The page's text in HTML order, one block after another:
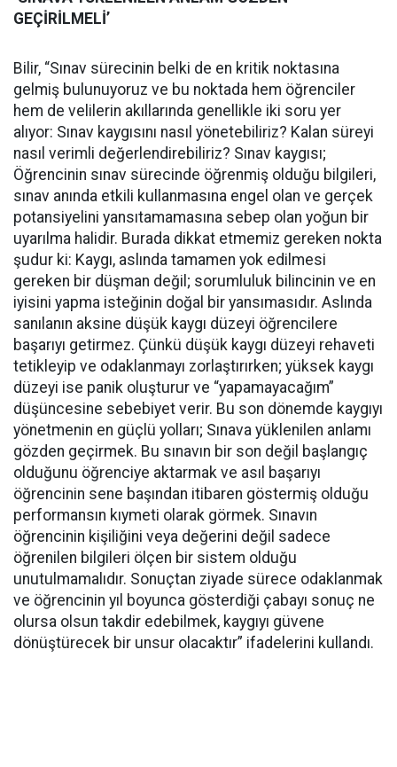
GEÇİRİLMELİ’
Bilir, “Sınav sürecinin belki de en kritik noktasına
gelmiş bulunuyoruz ve bu noktada hem öğrenciler
hem de velilerin akıllarında genellikle iki soru yer
alıyor: Sınav kaygısını nasıl yönetebiliriz? Kalan süreyi
nasıl verimli değerlendirebiliriz? Sınav kaygısı;
Öğrencinin sınav sürecinde öğrenmiş olduğu bilgileri,
sınav anında etkili kullanmasına engel olan ve gerçek
potansiyelini yansıtamamasına sebep olan yoğun bir
uyarılma halidir. Burada dikkat etmemiz gereken nokta
şudur ki: Kaygı, aslında tamamen yok edilmesi
gereken bir düşman değil; sorumluluk bilincinin ve en
iyisini yapma isteğinin doğal bir yansımasıdır. Aslında
sanılanın aksine düşük kaygı düzeyi öğrencilere
başarıyı getirmez. Çünkü düşük kaygı düzeyi rehaveti
tetikleyip ve odaklanmayı zorlaştırırken; yüksek kaygı
düzeyi ise panik oluşturur ve “yapamayacağım”
düşüncesine sebebiyet verir. Bu son dönemde kaygıyı
yönetmenin en güçlü yolları; Sınava yüklenilen anlamı
gözden geçirmek. Bu sınavın bir son değil başlangıç
olduğunu öğrenciye aktarmak ve asıl başarıyı
öğrencinin sene başından itibaren göstermiş olduğu
performansın kıymeti olarak görmek. Sınavın
öğrencinin kişiliğini veya değerini değil sadece
öğrenilen bilgileri ölçen bir sistem olduğu
unutulmamalıdır. Sonuçtan ziyade sürece odaklanmak
ve öğrencinin yıl boyunca gösterdiği çabayı sonuç ne
olursa olsun takdir edebilmek, kaygıyı güvene
dönüştürecek bir unsur olacaktır” ifadelerini kullandı.